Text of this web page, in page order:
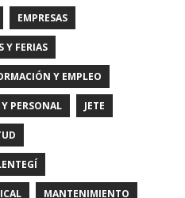
EMPRESAS
Y FERIAS
Y EMPLEO
PERSONAL JETE
MANTENIMIENTO